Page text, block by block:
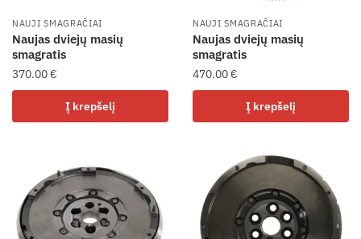
NAUJI SMAGRAČIAI
Naujas dviejų masių
smagratis
370.00€
Į krepšelį
NAUJI SMAGRAČIAI
Naujas dviejų masių
smagratis
470.00€
Į krepšelį